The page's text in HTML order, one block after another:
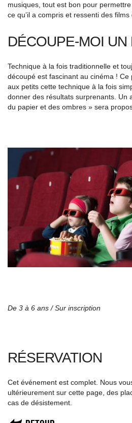
musiques, tout est bon pour
ce qu’il a compris et ressenti des films
DÉCOUPE-MOI UN
Technique à la fois traditionnelle et
découpé est fascinant au cinéma !
aux petits cette technique à la fois
donner des résultats surprenants. Un
du papier et des ombres » sera
De 3 à 6 ans / Sur inscription
RÉSERVATION
Cet événement est complet. Nous
ultérieurement sur cette page, des
cas de désistement.